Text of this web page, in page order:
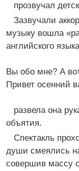
прозвучал
Зазвучали
музыку вошла
английского
Вы обо мне? А
Привет осенний
развела она
объятия.
Спектакль
души смеялись
совершив массу